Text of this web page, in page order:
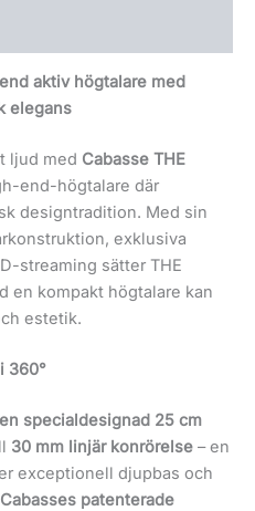
aktiv högtalare med
elegans
ljud med Cabasse THE
end-högtalare där
designtradition. Med sin
exklusiva
streaming sätter THE
en kompakt högtalare kan
estetik.
360°
en specialdesignad 25 cm
30 mm linjär konrörelse – en
exceptionell djupbas och
Cabasses patenterade